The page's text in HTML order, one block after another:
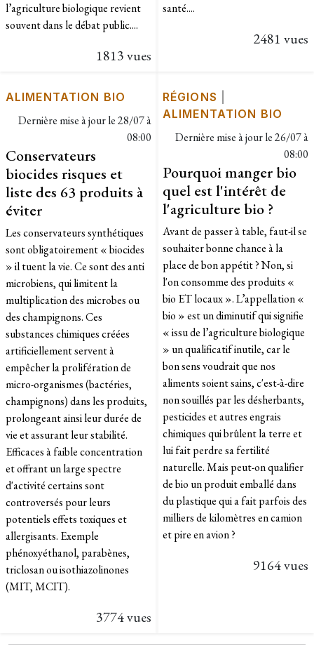
l’agriculture biologique revient
souvent dans le débat public....
1813 vues
santé....
2481 vues
ALIMENTATION BIO
Dernière mise à jour le28/07 à
08:00
Conservateurs
biocides risques et
liste des 63 produits à
éviter
Les conservateurs synthétiques
sont obligatoirement « biocides
» il tuent la vie. Ce sont des anti
microbiens, qui limitent la
multiplication des microbes ou
des champignons. Ces
substances chimiques créées
artificiellement servent à
empêcher la prolifération de
micro-organismes (bactéries,
champignons) dans les produits,
prolongeant ainsi leur durée de
vie et assurant leur stabilité.
Efficaces à faible concentration
et offrant un large spectre
d'activité certains sont
controversés pour leurs
potentiels effets toxiques et
allergisants. Exemple
phénoxyéthanol, parabènes,
triclosan ou isothiazolinones
(MIT, MCIT).
3774 vues
RÉGIONS
ALIMENTATION BIO
Dernière mise à jour le26/07 à
08:00
Pourquoi manger bio
quel est l'intérêt de
l'agriculture bio ?
Avant de passer à table, faut-il se
souhaiter bonne chance à la
place de bon appétit ? Non, si
l'on consomme des produits «
bio ET locaux ». L’appellation «
bio » est un diminutif qui signifie
« issu de l’agriculture biologique
» un qualificatif inutile, car le
bon sens voudrait que nos
aliments soient sains, c'est-à-dire
non souillés par les désherbants,
pesticides et autres engrais
chimiques qui brûlent la terre et
lui fait perdre sa fertilité
naturelle. Mais peut-on qualifier
de bio un produit emballé dans
du plastique qui a fait parfois des
milliers de kilomètres en camion
et pire en avion ?
9164 vues